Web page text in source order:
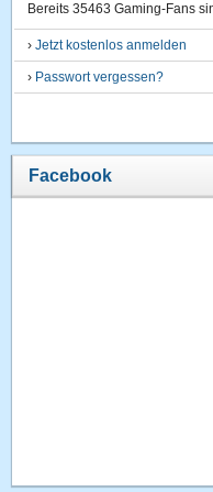
Bereits 35463 Gaming-Fans
›Jetzt kostenlos anmelden
› Passwort vergessen?
Facebook